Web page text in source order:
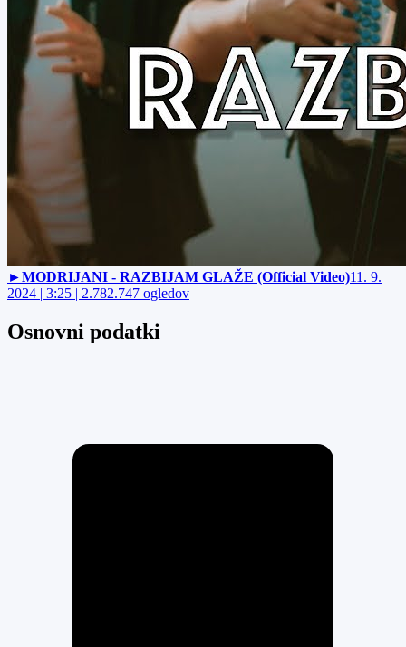
►MODRIJANI - RAZBIJAM GLAŽE (Official Video)11. 9.
2024 | 3:25 | 2.782.747 ogledov
Osnovni podatki